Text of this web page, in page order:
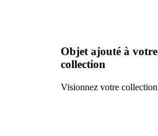
Objet ajouté à votre
collection
Visionnez votre collection